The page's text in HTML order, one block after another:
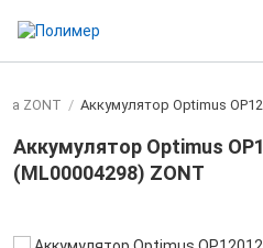
ZONT / Аккумулятор Optimus
Аккумулятор Optimus
(ML00004298) ZONT